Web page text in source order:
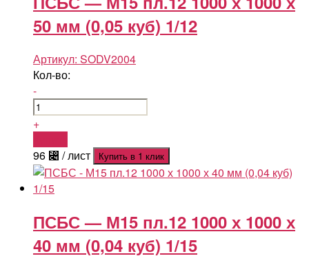
50 мм (0,05 куб) 1/12
Артикул: SODV2004
Кол-во:
-
+
96 ⃄ / лист Купить в 1 клик
ПСБС — М15 пл.12 1000 х 1000 х
40 мм (0,04 куб) 1/15